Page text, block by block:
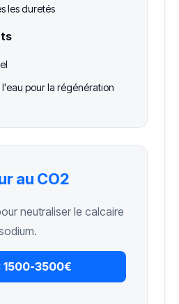
les duretés
l'eau pour la régénération
au CO2
neutraliser le calcaire
1500-3500€